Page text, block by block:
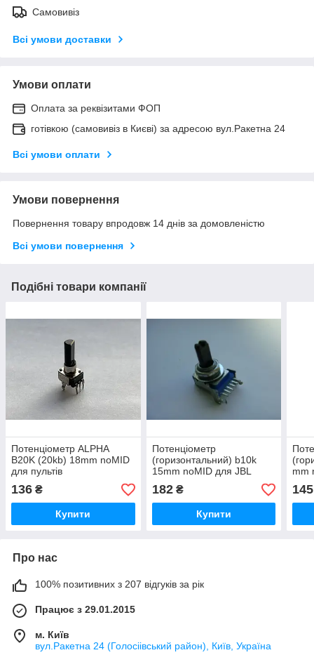
Самовивіз
Всі умови доставки
Умови оплати
Оплата за реквізитами ФОП
готівкою (самовивіз в Києві) за адресою вул.Ракетна 24
Всі умови оплати
Умови повернення
Повернення товару впродовж 14 днів за домовленістю
Всі умови повернення
Подібні товари компанії
Потенціометр ALPHA
B20K (20kb) 18mm noMID
для пультів
136 ₴
Купити
Потенціометр
(горизонтальний) b10k
15mm noMID для JBL
lsr305
182₴
Купити
mm
145
Про нас
100% позитивних з 207 відгуків за рік
Працює з 29.01.2015
м. Київ
вул.Ракетна 24 (Голосіівський район), Київ, Україна